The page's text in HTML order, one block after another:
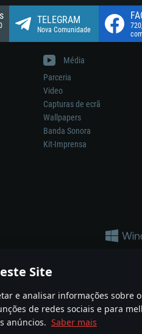
Site
e analisar informações sobre
de redes sociais e para
anúncios. Saber mais
TELEGRAM
Nova Comunidade
Média
Parceria
Video
Capturas de ecrã
Wallpapers
Banda Sonora
Kit-Imprensa
sistema de armas ou veículo neste
Kft. All trademarks, logos and brand
Termos de Serviço